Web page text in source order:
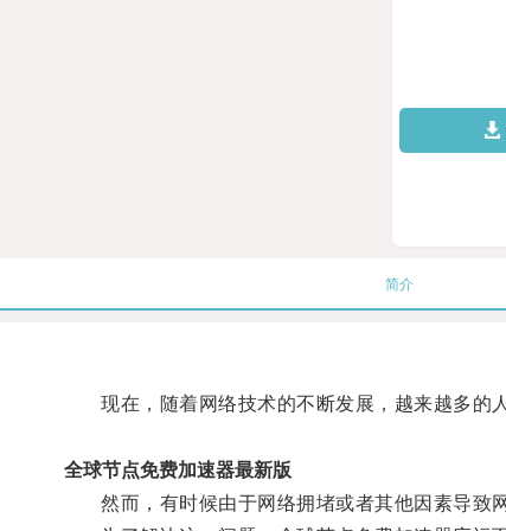
简介
现在，随着网络技术的不断发展，越来越多的人
全球节点免费加速器最新版
然而，有时候由于网络拥堵或者其他因素导致网